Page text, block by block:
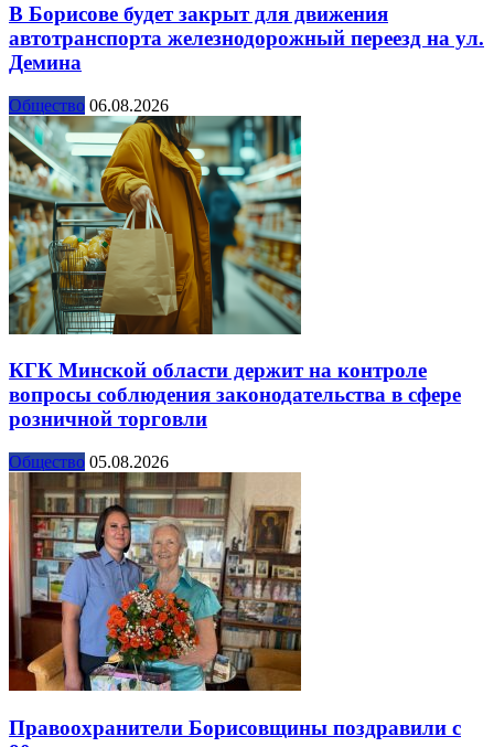
В Борисове будет закрыт для движения
автотранспорта железнодорожный переезд на ул.
Демина
Общество 06.08.2026
КГК Минской области держит на контроле
вопросы соблюдения законодательства в сфере
розничной торговли
Общество 05.08.2026
Правоохранители Борисовщины поздравили с